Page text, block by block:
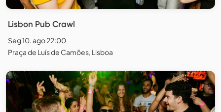
Lisbon Pub Crawl
Seg 10. ago 22:00
Praça de Luís de Camões, Lisboa